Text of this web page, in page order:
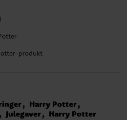
produkt
Harry Potter
Julegaver Harry Potter